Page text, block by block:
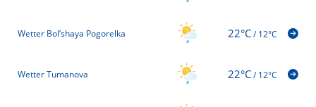
Wetter Bol’shaya Pogorelka 22°C/12°C
Wetter Tumanova 22°C/12°C